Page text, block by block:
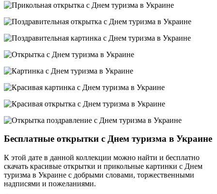
Бесплатные открытки с Днем туризма в Украине
К этой дате в данной коллекции можно найти и бесплатно
скачать красивые открытки и прикольные картинки с Днем
туризма в Украине с добрыми словами, торжественными
надписями и пожеланиями.